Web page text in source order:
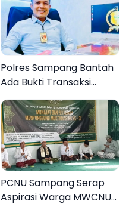
Polres Sampang Bantah
Ada Bukti Transaksi
dalam Kasus Rudapaksa
Anak 27 Tersangka
PCNU Sampang Serap
Aspirasi Warga MWCNU